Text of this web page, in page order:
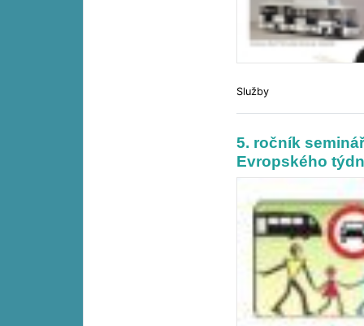
Služby
5. ročník
Evropského